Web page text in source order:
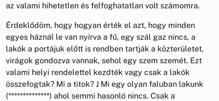
az valami hihetetlen és felfoghatatlan volt számomra.
Érdeklődöm, hogy hogyan érték el azt, hogy minden
egyes háznál le van nyírva a fű, egy szál gaz nincs, a
lakók a portájuk előtt is rendben tartják a közterületet,
virágok gondozva vannak, sehol egy szem szemét. Ezt
valami helyi rendelettel kezdték vagy csak a lakók
összefogtak? Mi a titok? J Mi egy olyan faluban lakunk
(**************) ahol semmi hasonló nincs. Csak a